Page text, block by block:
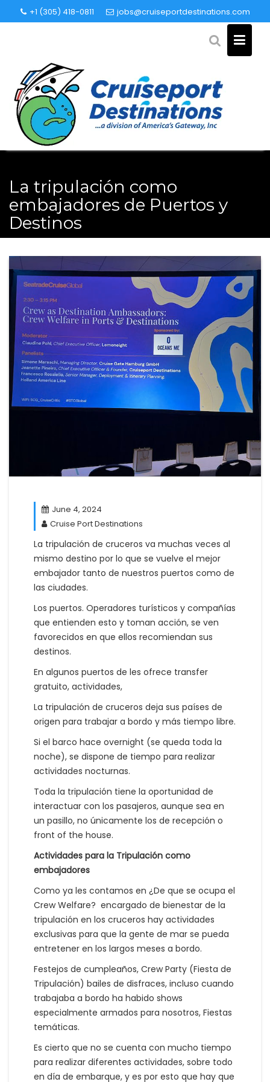
to
+1 (305) 418-0811 jobs@cruiseportdestinations.com
La tripulación como
embajadores de Puertos y
Destinos
June 4, 2024
Cruise Port Destinations
La tripulación de cruceros va muchas veces al
mismo destino por lo que se vuelve el mejor
embajador tanto de nuestros puertos como de
las ciudades.
Los puertos. Operadores turísticos y compañías
que entienden esto y toman acción, se ven
favorecidos en que ellos recomiendan sus
destinos.
En algunos puertos de les ofrece transfer
gratuito, actividades,
La tripulación de cruceros deja sus países de
origen para trabajar a bordo y más tiempo libre.
Si el barco hace overnight (se queda toda la
noche), se dispone de tiempo para realizar
actividades nocturnas.
Toda la tripulación tiene la oportunidad de
interactuar con los pasajeros, aunque sea en
un pasillo, no únicamente los de recepción o
front of the house.
Actividades para la Tripulación como
embajadores
Como ya les contamos en ¿De que se ocupa el
Crew Welfare? encargado de bienestar de la
tripulación en los cruceros hay actividades
exclusivas para que la gente de mar se pueda
entretener en los largos meses a bordo.
Festejos de cumpleaños, Crew Party (Fiesta de
Tripulación) bailes de disfraces, incluso cuando
trabajaba a bordo ha habido shows
especialmente armados para nosotros, Fiestas
temáticas.
Es cierto que no se cuenta con mucho tiempo
para realizar diferentes actividades, sobre todo
en día de embarque, y es por esto que hay que